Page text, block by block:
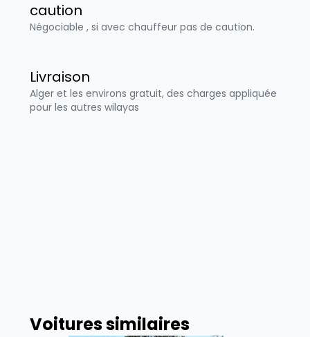
caution
Négociable , si avec chauffeur pas de caution.
Livraison
Alger et les environs gratuit, des charges appliquée
pour les autres wilayas
Voitures similaires